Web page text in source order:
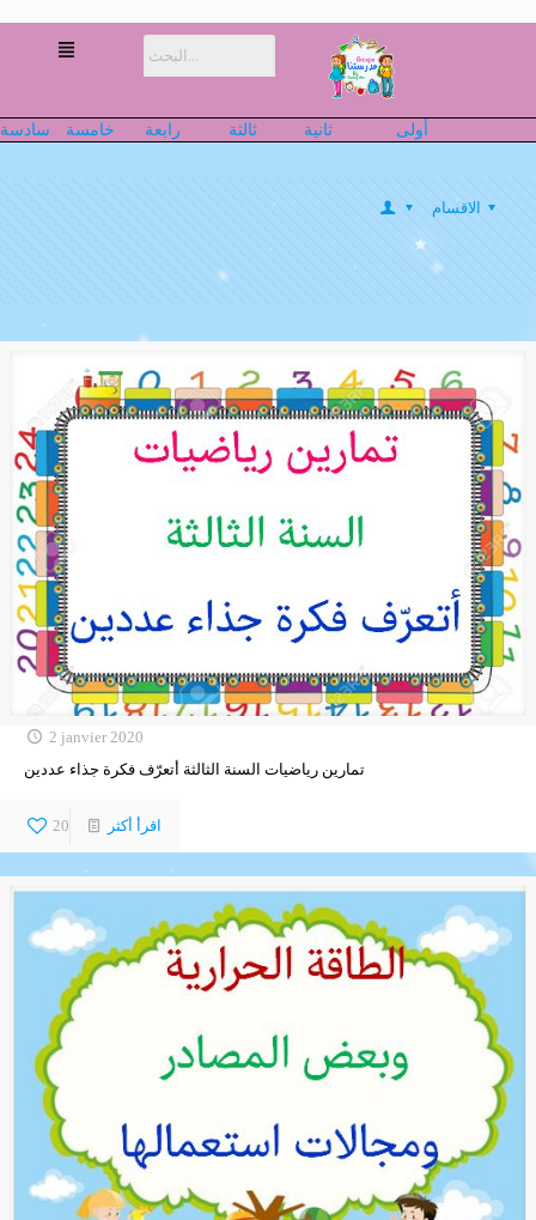
أولى ثانية ثالثة رابعة خامسة سادسة
الاقسام
2 janvier 2020
تمارين رياضيات السنة الثالثة أتعرّف فكرة جذاء عددين
20 اقرأ أكثر